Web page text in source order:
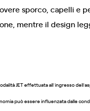
sporco, capelli e
mentre il design
JET effettuata all’ingresso
può essere influenzata dalle